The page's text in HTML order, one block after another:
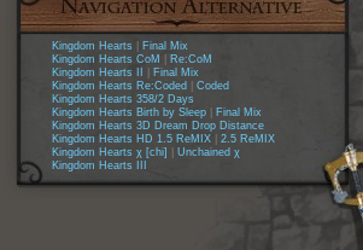
Kingdom Hearts
Final Mix
Kingdom Hearts CoM
Re:CoM
Kingdom Hearts II
Final Mix
Kingdom Hearts Re:Coded
Coded
Kingdom Hearts 358/2 Days
Kingdom Hearts Birth by Sleep
Final Mix
Kingdom Hearts 3D Dream Drop Distance
Kingdom Hearts HD 1.5 ReMIX
2.5 ReMIX
Kingdom Hearts χ [chi]
Unchained χ
Kingdom Hearts III